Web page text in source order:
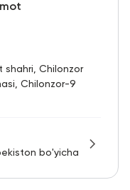
shahri, Chilonzor
Chilonzor-9
bo'yicha